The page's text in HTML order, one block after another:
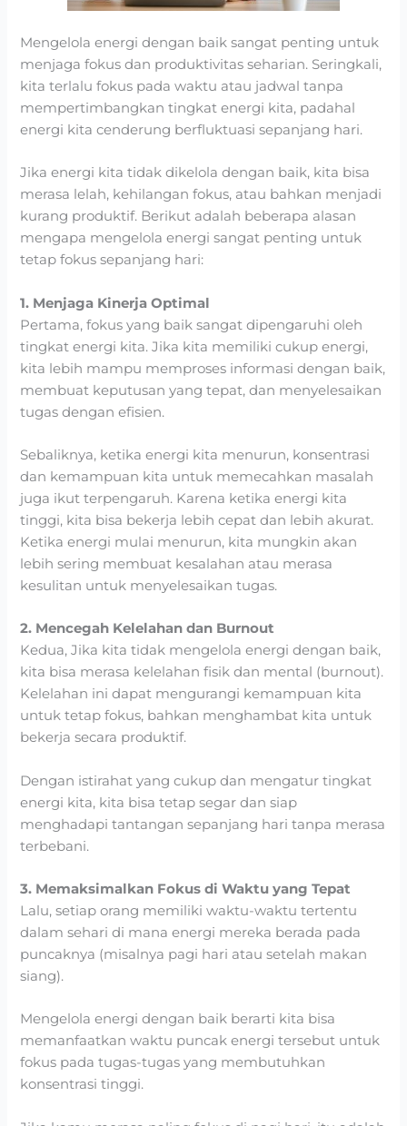
Mengelola energi dengan baik sangat penting untuk
menjaga fokus dan produktivitas seharian. Seringkali,
kita terlalu fokus pada waktu atau jadwal tanpa
mempertimbangkan tingkat energi kita, padahal
energi kita cenderung berfluktuasi sepanjang hari.
Jika energi kita tidak dikelola dengan baik, kita bisa
merasa lelah, kehilangan fokus, atau bahkan menjadi
kurang produktif. Berikut adalah beberapa alasan
mengapa mengelola energi sangat penting untuk
tetap fokus sepanjang hari:
1. Menjaga Kinerja Optimal
Pertama, fokus yang baik sangat dipengaruhi oleh
tingkat energi kita. Jika kita memiliki cukup energi,
kita lebih mampu memproses informasi dengan baik,
membuat keputusan yang tepat, dan menyelesaikan
tugas dengan efisien.
Sebaliknya, ketika energi kita menurun, konsentrasi
dan kemampuan kita untuk memecahkan masalah
juga ikut terpengaruh. Karena ketika energi kita
tinggi, kita bisa bekerja lebih cepat dan lebih akurat.
Ketika energi mulai menurun, kita mungkin akan
lebih sering membuat kesalahan atau merasa
kesulitan untuk menyelesaikan tugas.
2. Mencegah Kelelahan dan Burnout
Kedua, Jika kita tidak mengelola energi dengan baik,
kita bisa merasa kelelahan fisik dan mental (burnout).
Kelelahan ini dapat mengurangi kemampuan kita
untuk tetap fokus, bahkan menghambat kita untuk
bekerja secara produktif.
Dengan istirahat yang cukup dan mengatur tingkat
energi kita, kita bisa tetap segar dan siap
menghadapi tantangan sepanjang hari tanpa merasa
terbebani.
3. Memaksimalkan Fokus di Waktu yang Tepat
Lalu, setiap orang memiliki waktu-waktu tertentu
dalam sehari di mana energi mereka berada pada
puncaknya (misalnya pagi hari atau setelah makan
siang).
Mengelola energi dengan baik berarti kita bisa
memanfaatkan waktu puncak energi tersebut untuk
fokus pada tugas-tugas yang membutuhkan
konsentrasi tinggi.